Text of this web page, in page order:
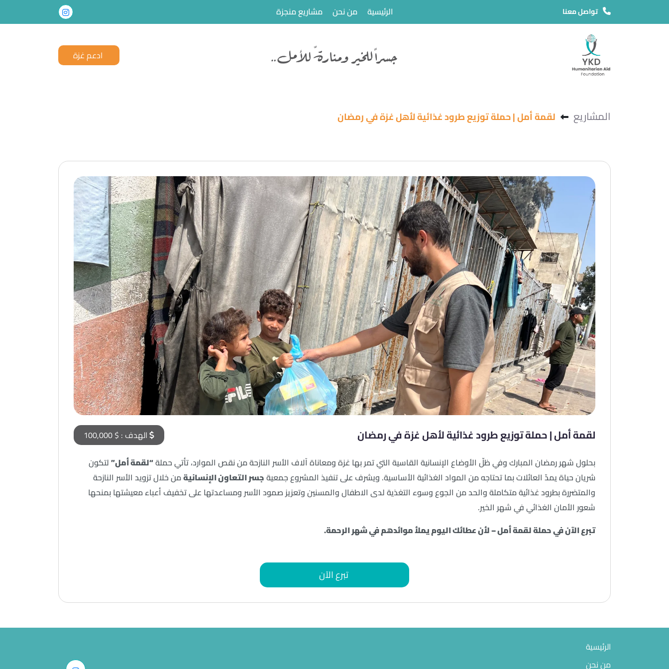
تواصل معنا الرئيسية من نحن مشاريع منجزة
ادعم غزة
المشاريع لقمة أمل | حملة توزيع طرود غذائية لأهل غزة في رمضان
لقمة أمل | حملة توزيع طرود غذائية لأهل غزة في رمضان الهدف : $ 100,000
بحلول شهر رمضان المبارك وفي ظلّ الأوضاع الإنسانية القاسية التي تمر بها غزة ومعاناة آلاف الأسر النازحة من نقص الموارد، تأتي حملة“لقمة أمل”لتكون
شريان حياة يمدّ العائلات بما تحتاجه من المواد الغذائية الأساسية. ويشرف على تنفيذ المشروع جمعيةجسر التعاون الإنسانيةمن خلال تزويد الأسر النازحة
والمتضررة بطرود غذائية متكاملة والحد من الجوع وسوء التغذية لدى الاطفال والمسنين وتعزيز صمود الأسر ومساعدتها على تخفيف أعباء معيشتها بمنحها
شعور الأمان الغذائي في شهر الخير.
تبرعالآن في حملة لقمة أمل – لأن عطائك اليوم يملأ موائدهم في شهر الرحمة.
تبرع الآن
الرئيسية
من نحن